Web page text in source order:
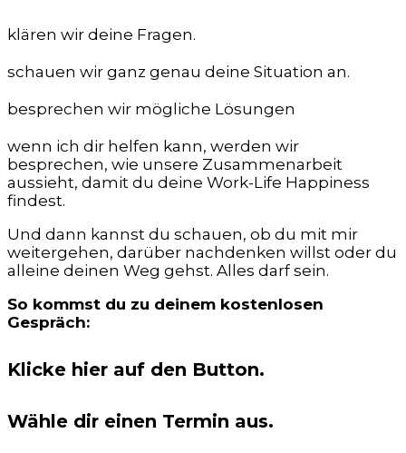
klären wir deine Fragen.
schauen wir ganz genau deine Situation an.
besprechen wir mögliche Lösungen
wenn ich dir helfen kann, werden wir
besprechen, wie unsere Zusammenarbeit
aussieht, damit du deine Work-Life Happiness
findest.
Und dann kannst du schauen, ob du mit mir
weitergehen, darüber nachdenken willst oder du
alleine deinen Weg gehst. Alles darf sein.
So kommst du zu deinem kostenlosen
Gespräch:
Klicke hier auf den Button.
Wähle dir einen Termin aus.